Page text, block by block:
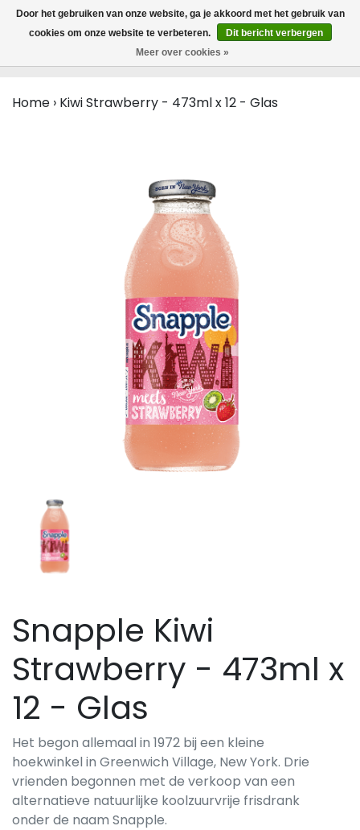
MENU
0
Home › Kiwi Strawberry - 473ml x 12 - Glas
Snapple Kiwi
Strawberry - 473ml x
12 - Glas
Het begon allemaal in 1972 bij een kleine
hoekwinkel in Greenwich Village, New York. Drie
vrienden begonnen met de verkoop van een
alternatieve natuurlijke koolzuurvrije frisdrank
onder de naam Snapple.
Door het gebruiken van onze website, ga je akkoord met het gebruik van
cookies om onze website te verbeteren.
Dit bericht verbergen
Meer over cookies »